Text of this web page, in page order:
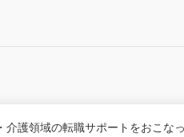
護領域の転職サポートをおこなっ